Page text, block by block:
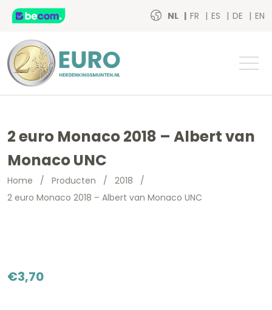
NL FR ES DE EN
2 euro Monaco 2018 – Albert van
Monaco UNC
Home / Producten / 2018 /
2 euro Monaco 2018 – Albert van Monaco UNC
€3,70